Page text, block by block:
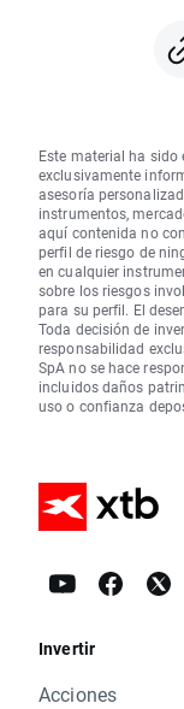
Este material ha sido
exclusivamente
asesoría
instrumentos,
aquí contenida no
perfil de riesgo de
en cualquier
sobre los riesgos
para su perfil. El
Toda decisión de
responsabilidad
SpA no se hace
incluidos daños
uso o confianza
Invertir
Acciones